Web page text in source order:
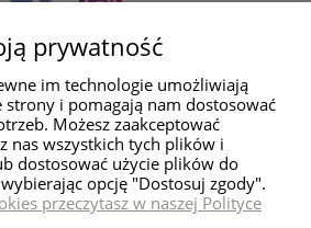
Pomoc
prywatność
im technologie umożliwiają
strony i pomagają nam dostosować
Możesz zaakceptować
nas wszystkich tych plików i
dostosować użycie plików do
opcję "Dostosuj zgody".
przeczytasz w naszej Polityce